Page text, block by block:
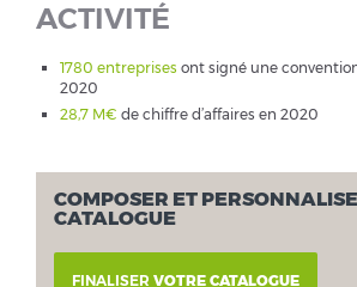
ACTIVITÉ
1780 entreprises ont signé une
2020
28,7 M€ de chiffre d’affaires en 2020
COMPOSER ET
CATALOGUE
FINALISER VOTRE CATALOGUE